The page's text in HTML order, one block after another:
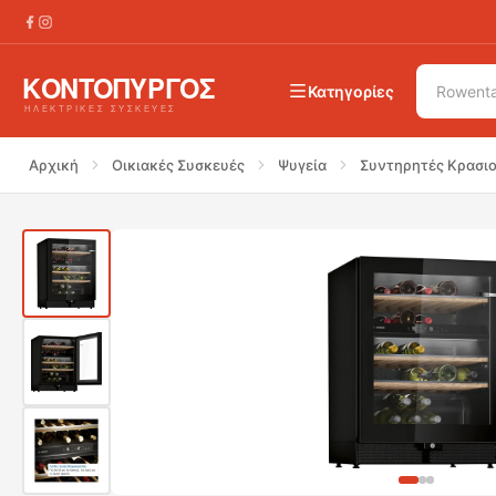
Κατηγορίες
Αρχική Οικιακές Συσκευές Ψυγεία Συντηρητές